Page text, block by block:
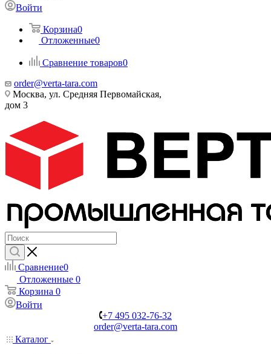
Войти
Корзина0
Отложенные0
Сравнение товаров0
order@verta-tara.com
Москва, ул. Средняя Первомайская,
дом 3
Сравнение0
Отложенные 0
Корзина 0
Войти
+7 495 032-76-32
order@verta-tara.com
Каталог